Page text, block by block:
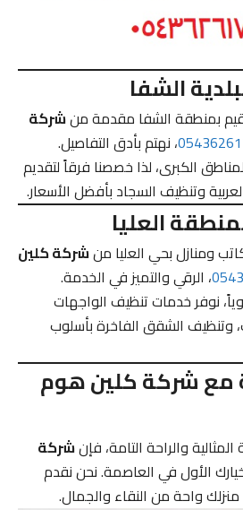
الشفا
بمنطقة الشفا مقدمة منشركة
، نهتم بأدق التفاصيل.
الكبرى، لذا خصصنا فرقاً لتقديم
وتنظيف السجاد بأفضل الأسعار.
العليا
ومنازل بحي العليا منشركة كلين
، الرقي والتميز في الخدمة.
نوفر خدمات تنظيف الواجهات
وتنظيف الشقق الفاخرة بأسلوب
مع شركة كلين هوم
والراحة التامة، فإنشركة
الأول في العاصمة. نحن نقدم
واحة من النقاء والجمال.